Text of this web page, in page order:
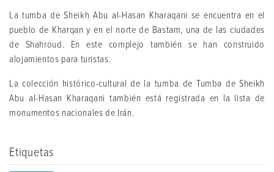
La tumba de Sheikh Abu al-Hasan Kharaqani se encuentra en el
pueblo de Kharqan y en el norte de Bastam, una de las ciudades
de Shahroud. En este complejo también se han construido
alojamientos para turistas.
La colección histórico-cultural de la tumba de Tumba de Sheikh
Abu al-Hasan Kharaqani también está registrada en la lista de
monumentos nacionales de Irán.
Etiquetas